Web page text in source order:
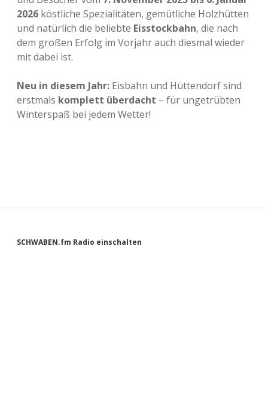
2026 köstliche Spezialitäten, gemütliche Holzhütten
und natürlich die beliebte Eisstockbahn, die nach
dem großen Erfolg im Vorjahr auch diesmal wieder
mit dabei ist.
Neu in diesem Jahr: Eisbahn und Hüttendorf sind
erstmals komplett überdacht – für ungetrübten
Winterspaß bei jedem Wetter!
Sidebar
SCHWABEN.fm Radio einschalten